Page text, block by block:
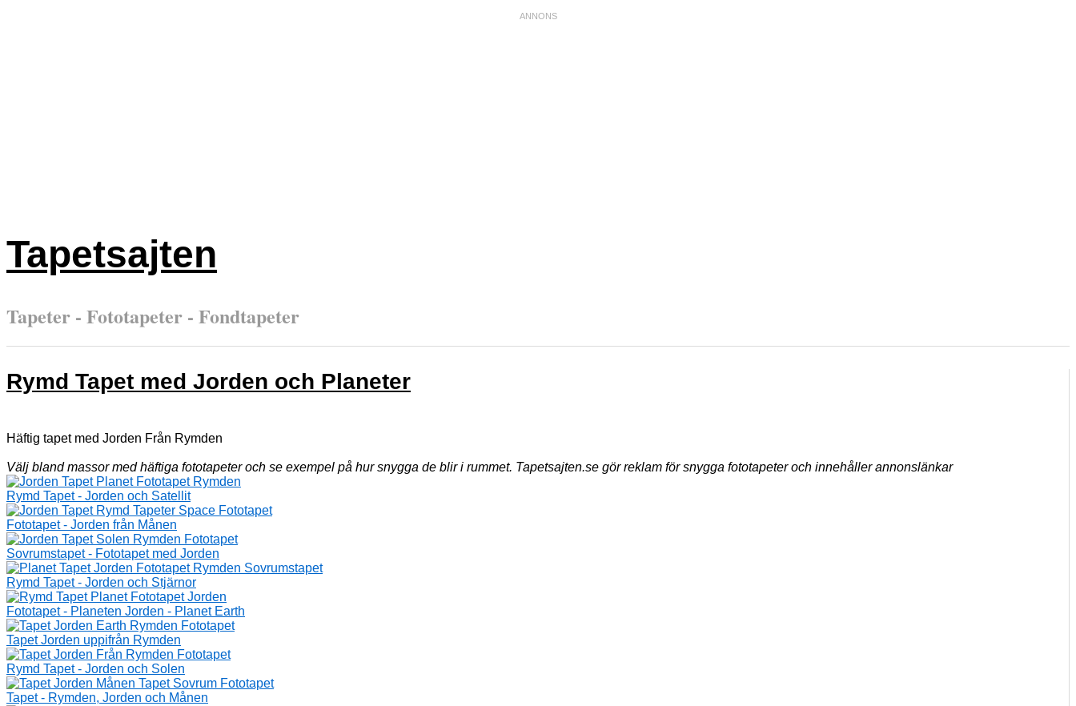
Tapetsajten
Tapeter - Fototapeter - Fondtapeter
Rymd Tapet med Jorden och Planeter
Häftig tapet med Jorden Från Rymden
Välj bland massor med häftiga fototapeter och se exempel på hur snygga de blir i rummet. Tapetsajten.se gör reklam för snygga fototapeter och innehåller annonslänkar
Rymd Tapet - Jorden och Satellit
Fototapet - Jorden från Månen
Sovrumstapet - Fototapet med Jorden
Rymd Tapet - Jorden och Stjärnor
Fototapet - Planeten Jorden - Planet Earth
Tapet Jorden uppifrån Rymden
Rymd Tapet - Jorden och Solen
Tapet - Rymden, Jorden och Månen